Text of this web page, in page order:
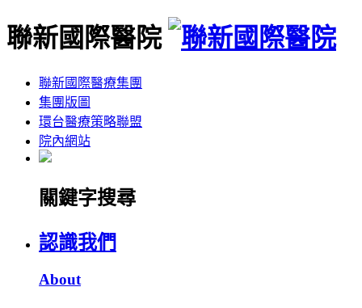
聯新國際醫院
聯新國際醫療集團
集團版圖
環台醫療策略聯盟
院內網站
關鍵字搜尋
認識我們
About